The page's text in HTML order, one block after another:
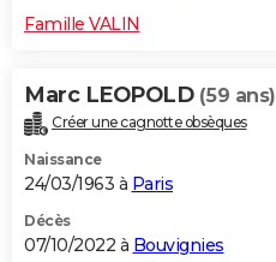
Famille VALIN
Marc LEOPOLD (59 ans)
Créer une cagnotte obsèques
Naissance
24/03/1963 à Paris
Décès
07/10/2022 à Bouvignies